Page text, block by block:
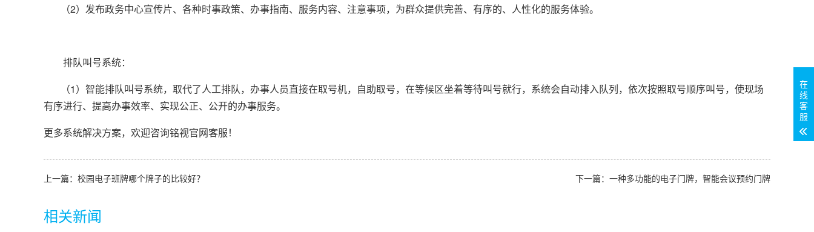
（2）发布政务中心宣传片、各种时事政策、办事指南、服务内容、注意事项，为群众提供完善、有序的、人性化的服务体验。
排队叫号系统：
（1）智能排队叫号系统，取代了人工排队，办事人员直接在取号机，自助取号，在等候区坐着等待叫号就行，系统会自动排入队列，依次按照取号顺序叫号，使现场
有序进行、提高办事效率、实现公正、公开的办事服务。
​更多系统解决方案，欢迎咨询铭视官网客服！
上一篇： 校园电子班牌哪个牌子的比较好？ 下一篇： 一种多功能的电子门牌，智能会议预约门牌
相关新闻
在
线
客
服